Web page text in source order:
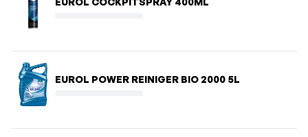
EUROL POWER REINIGER BIO 2000 5L